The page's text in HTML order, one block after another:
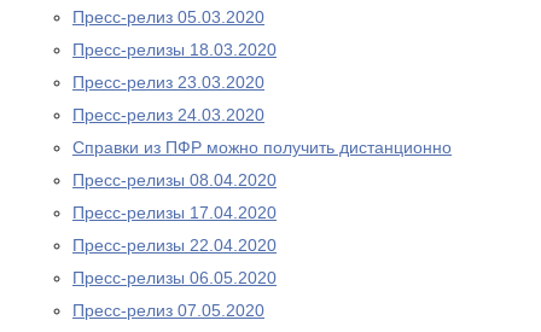
Пресс-релиз 05.03.2020
Пресс-релизы 18.03.2020
Пресс-релиз 23.03.2020
Пресс-релиз 24.03.2020
Справки из ПФР можно получить дистанционно
Пресс-релизы 08.04.2020
Пресс-релизы 17.04.2020
Пресс-релизы 22.04.2020
Пресс-релизы 06.05.2020
Пресс-релиз 07.05.2020